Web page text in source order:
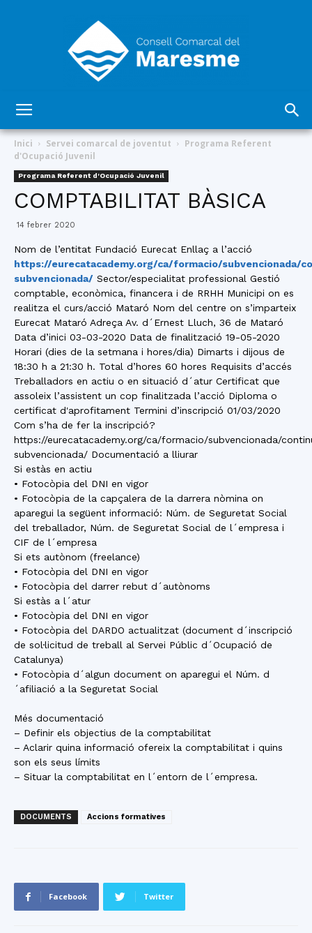
Comarcal
del
Maresme
Inici Servei comarcal de joventut
Programa Referent
d'Ocupació Juvenil
Programa Referent d'Ocupació Juvenil
COMPTABILITAT BÀSICA
14 febrer 2020
Nom de l’entitat Fundació Eurecat Enllaç a l’acció
https://eurecatacademy.org/ca/formacio/subvencionada/
subvencionada/ Sector/especialitat professional Gestió
comptable, econòmica, financera i de RRHH Municipi on es
realitza el curs/acció Mataró Nom del centre on s’imparteix
Eurecat Mataró Adreça Av. d´Ernest Lluch, 36 de Mataró
Data d’inici 03-03-2020 Data de finalització 19-05-2020
Horari (dies de la setmana i hores/dia) Dimarts i dijous de
18:30 h a 21:30 h. Total d’hores 60 hores Requisits d’accés
Treballadors en actiu o en situació d´atur Certificat que
assoleix l’assistent un cop finalitzada l’acció Diploma o
certificat d'aprofitament Termini d’inscripció 01/03/2020
Com s’ha de fer la inscripció?
https://eurecatacademy.org/ca/formacio/subvencionada/
subvencionada/ Documentació a lliurar
Si estàs en actiu
• Fotocòpia del DNI en vigor
• Fotocòpia de la capçalera de la darrera nòmina on
aparegui la següent informació: Núm. de Seguretat Social
del treballador, Núm. de Seguretat Social de l´empresa i
CIF de l´empresa
Si ets autònom (freelance)
• Fotocòpia del DNI en vigor
• Fotocòpia del darrer rebut d´autònoms
Si estàs a l´atur
• Fotocòpia del DNI en vigor
• Fotocòpia del DARDO actualitzat (document d´inscripció
de sol·licitud de treball al Servei Públic d´Ocupació de
Catalunya)
• Fotocòpia d´algun document on aparegui el Núm. d
´afiliació a la Seguretat Social
Més documentació
– Definir els objectius de la comptabilitat
– Aclarir quina informació ofereix la comptabilitat i quins
son els seus límits
– Situar la comptabilitat en l´entorn de l´empresa.
DOCUMENTS Accions formatives
Facebook Twitter